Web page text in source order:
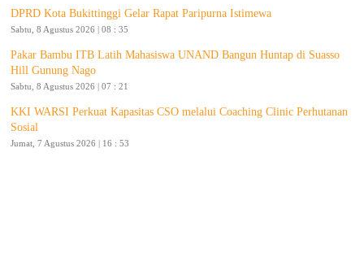
DPRD Kota Bukittinggi Gelar Rapat Paripurna Istimewa
Sabtu, 8 Agustus 2026 | 08 : 35
Pakar Bambu ITB Latih Mahasiswa UNAND Bangun Huntap di Suasso
Hill Gunung Nago
Sabtu, 8 Agustus 2026 | 07 : 21
KKI WARSI Perkuat Kapasitas CSO melalui Coaching Clinic Perhutanan
Sosial
Jumat, 7 Agustus 2026 | 16 : 53